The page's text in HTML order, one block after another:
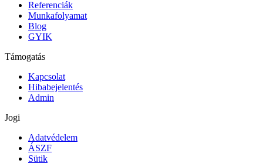
Referenciák
Munkafolyamat
Blog
GYIK
Támogatás
Kapcsolat
Hibabejelentés
Admin
Jogi
Adatvédelem
ÁSZF
Sütik